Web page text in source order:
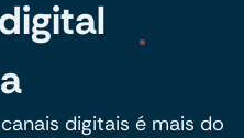
digitais é mais do